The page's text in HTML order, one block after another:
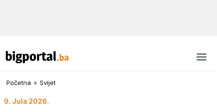
Početna » Svijet
9. Jula 2026.